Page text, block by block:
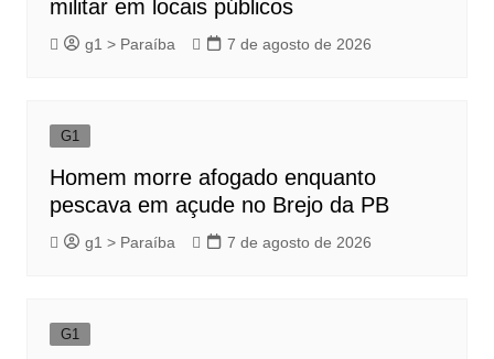
militar em locais públicos
g1 > Paraíba 7 de agosto de 2026
G1
Homem morre afogado enquanto
pescava em açude no Brejo da PB
g1 > Paraíba 7 de agosto de 2026
G1